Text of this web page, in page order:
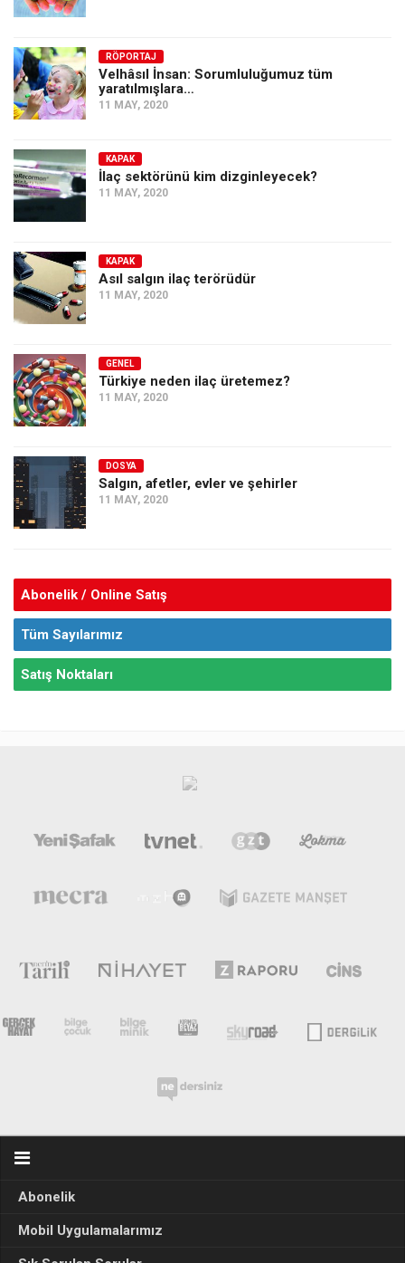
RÖPORTAJ
Velhâsıl İnsan: Sorumluluğumuz tüm
yaratılmışlara…
11 MAY, 2020
KAPAK
İlaç sektörünü kim dizginleyecek?
11 MAY, 2020
KAPAK
Asıl salgın ilaç terörüdür
11 MAY, 2020
GENEL
Türkiye neden ilaç üretemez?
11 MAY, 2020
DOSYA
Salgın, afetler, evler ve şehirler
11 MAY, 2020
Abonelik / Online Satış
Tüm Sayılarımız
Satış Noktaları
Abonelik
Mobil Uygulamalarımız